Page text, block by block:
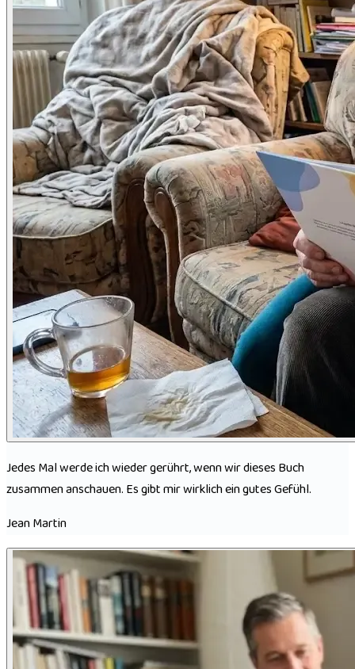
Jedes Mal werde ich wieder gerührt, wenn wir dieses Buch
zusammen anschauen. Es gibt mir wirklich ein gutes Gefühl.
Jean Martin